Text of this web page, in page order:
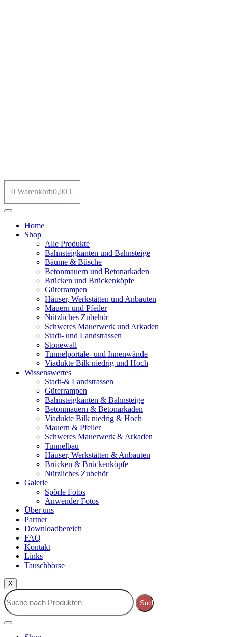
0,00 €
0 Warenkorb
Home
Shop
Alle Produkte
Bahnsteigkanten und Bahnsteige
Bäume & Büsche
Betonmauern und Betonarkaden
Brücken und Brückenköpfe
Güterrampen
Häuser, Werkstätten und Anbauten
Mauern und Pfeiler
Nützliches Zubehör
Schweres Mauerwerk und Arkaden
Stadt- und Landstrassen
Stonewall
Tunnelportale- und Innenwände
Viadukte Bilk niedrig und Hoch
Wissenswertes
Stadt-& Landstrassen
Güterrampen
Bahnsteigkanten & Bahnsteige
Betonmauern & Betonarkaden
Viadukte Bilk niedrig & Hoch
Mauern & Pfeiler
Schweres Mauerwerk & Arkaden
Tunnelbau
Häuser, Werkstätten & Anbauten
Brücken & Brückenköpfe
Nützliches Zubehör
Galerie
Spörle Fotos
Anwender Fotos
Über uns
Partner
Downloadbereich
FAQ
Kontakt
Links
Tauschbörse
X
Suche